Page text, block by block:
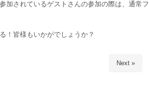
加されているゲストさんの参加の際は、通常フ
！皆様もいかがでしょうか？
Next »